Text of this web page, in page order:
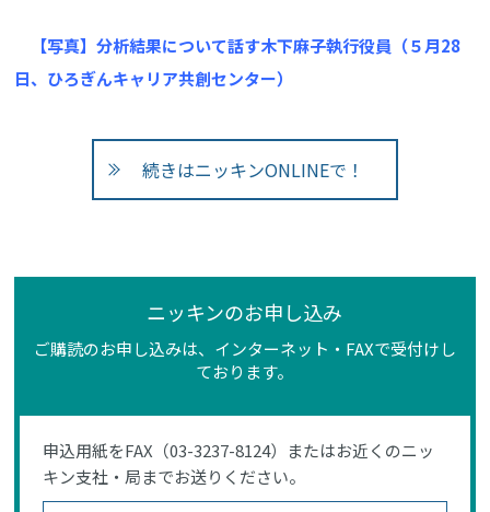
【写真】分析結果について話す木下麻子執行役員（５月28
日、ひろぎんキャリア共創センター）
続きはニッキンONLINEで！
ニッキンのお申し込み
ご購読のお申し込みは、インターネット・FAXで受付けし
ております。
申込用紙をFAX（03-3237-8124）またはお近くのニッ
キン支社・局までお送りください。